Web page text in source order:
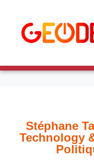
Stéphane
Technology